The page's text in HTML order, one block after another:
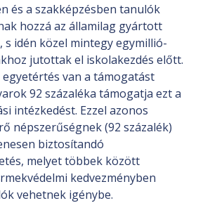
és a szakképzésben tanulók
hozzá az államilag gyártott
s idén közel mintegy egymillió-
jutottak el iskolakezdés előtt.
van a támogatást
92 százaléka támogatja ezt a
intézkedést. Ezzel azonos
népszerűségnek (92 százalék)
biztosítandó
melyet többek között
kedvezményben
vehetnek igénybe.